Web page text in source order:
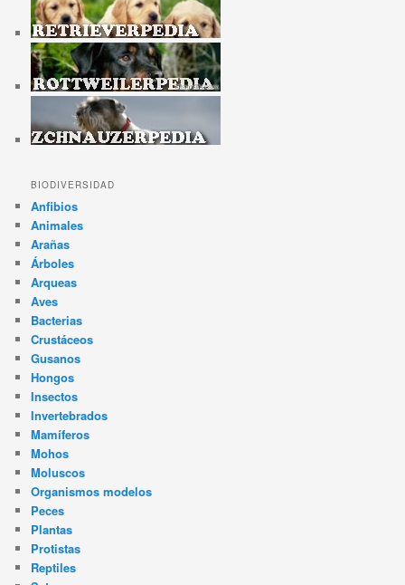
BIODIVERSIDAD
Anfibios
Animales
Arañas
Árboles
Arqueas
Aves
Bacterias
Crustáceos
Gusanos
Hongos
Insectos
Invertebrados
Mamíferos
Mohos
Moluscos
Organismos modelos
Peces
Plantas
Protistas
Reptiles